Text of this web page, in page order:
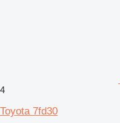
4
Toyota 7fd30